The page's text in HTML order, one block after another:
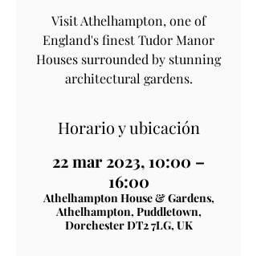
Visit Athelhampton, one of
England's finest Tudor Manor
Houses surrounded by stunning
architectural gardens.
Horario y ubicación
22 mar 2023, 10:00 –
16:00
Athelhampton House & Gardens,
Athelhampton, Puddletown,
Dorchester DT2 7LG, UK